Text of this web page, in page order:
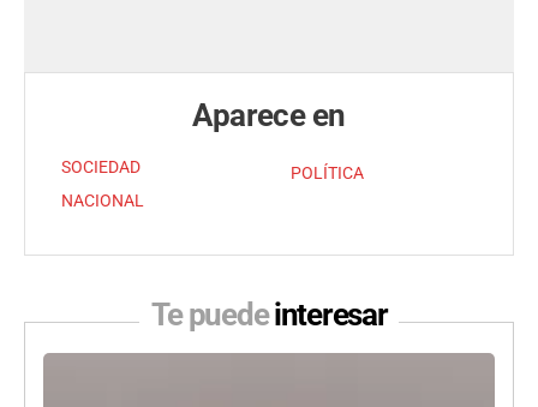
Aparece en
SOCIEDAD
NACIONAL
POLÍTICA
Te puedeinteresar